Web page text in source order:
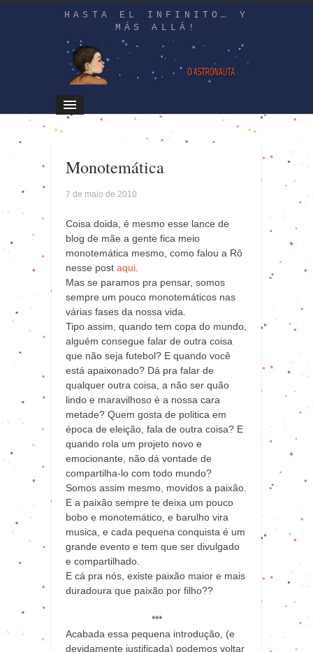
HASTA EL INFINITO… Y
MÁS ALLÁ!
Monotemática
7 de maio de 2010
Coisa doida, é mesmo esse lance de
blog de mãe a gente fica meio
monotemática mesmo, como falou a Rô
nesse post aqui.
Mas se paramos pra pensar, somos
sempre um pouco monotemáticos nas
várias fases da nossa vida.
Tipo assim, quando tem copa do mundo,
alguém consegue falar de outra coisa
que não seja futebol? E quando você
está apaixonado? Dá pra falar de
qualquer outra coisa, a não ser quão
lindo e maravilhoso é a nossa cara
metade? Quem gosta de politica em
época de eleição, fala de outra coisa? E
quando rola um projeto novo e
emocionante, não dá vontade de
compartilha-lo com todo mundo?
Somos assim mesmo, movidos a paixão.
E a paixão sempre te deixa um pouco
bobo e monotemático, e barulho vira
musica, e cada pequena conquista é um
grande evento e tem que ser divulgado
e compartilhado.
E cá pra nós, existe paixão maior e mais
duradoura que paixão por filho??
***
Acabada essa pequena introdução, (e
devidamente justificada) podemos voltar